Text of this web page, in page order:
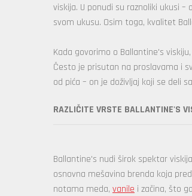
viskija. U ponudi su raznoliki ukusi
svom ukusu. Osim toga, kvalitet
Kada govorimo o Ballantine's
Često je prisutan na proslavama i
od pića – on je doživljaj koji se deli
RAZLIČITE VRSTE BALLANTINE'S
Ballantine's nudi širok spektar
osnovna mešavina brenda koja
notama meda, vanile i začina, što